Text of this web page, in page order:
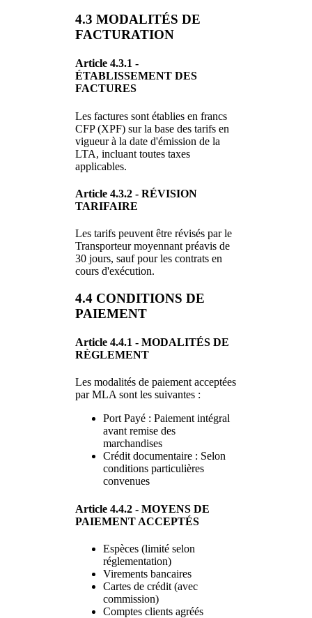
4.3 MODALITÉS DE
FACTURATION
Article 4.3.1 -
ÉTABLISSEMENT DES
FACTURES
Les factures sont établies en francs
CFP (XPF) sur la base des tarifs en
vigueur à la date d'émission de la
LTA, incluant toutes taxes
applicables.
Article 4.3.2 - RÉVISION
TARIFAIRE
Les tarifs peuvent être révisés par le
Transporteur moyennant préavis de
30 jours, sauf pour les contrats en
cours d'exécution.
4.4 CONDITIONS DE
PAIEMENT
Article 4.4.1 - MODALITÉS DE
RÈGLEMENT
Les modalités de paiement acceptées
par MLA sont les suivantes :
Port Payé : Paiement intégral
avant remise des
marchandises
Crédit documentaire : Selon
conditions particulières
convenues
Article 4.4.2 - MOYENS DE
PAIEMENT ACCEPTÉS
Espèces (limité selon
réglementation)
Virements bancaires
Cartes de crédit (avec
commission)
Comptes clients agréés